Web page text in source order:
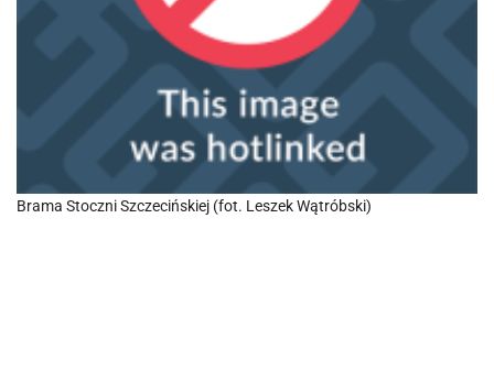
Brama Stoczni Szczecińskiej (fot. Leszek Wątróbski)